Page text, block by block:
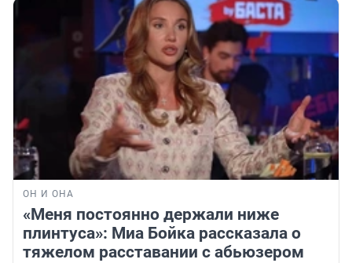
ОН И ОНА
«Меня постоянно держали ниже
плинтуса»: Миа Бойка рассказала о
тяжелом расставании с абьюзером